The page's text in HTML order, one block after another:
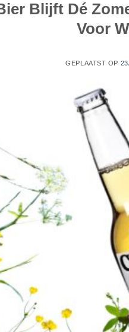
Blijft Dé
Voor
GEPLAATST OP